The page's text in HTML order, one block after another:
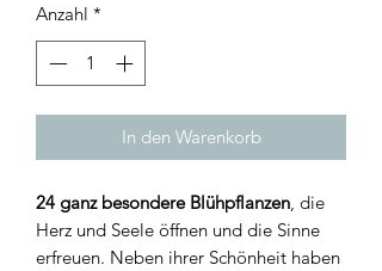
Anzahl *
In den Warenkorb
24 ganz besondere Blühpflanzen, die
Herz und Seele öffnen und die Sinne
erfreuen. Neben ihrer Schönheit haben